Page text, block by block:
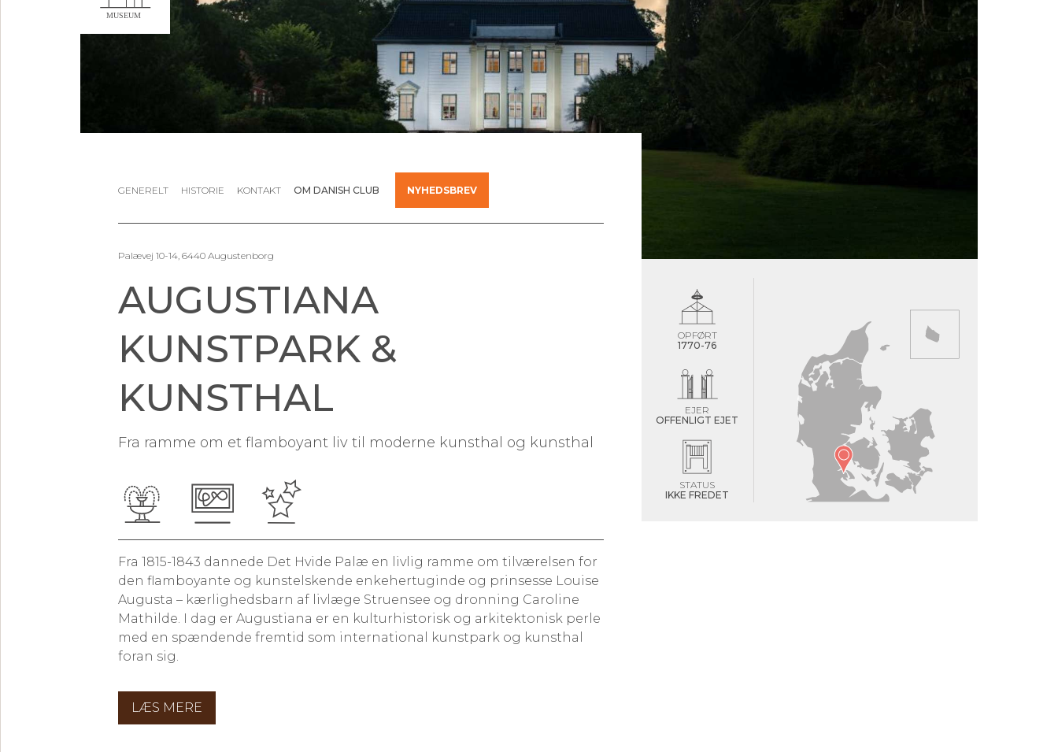
GENERELT HISTORIE KONTAKT OM DANISH CLUB NYHEDSBREV
Palævej 10-14, 6440 Augustenborg
AUGUSTIANA
KUNSTPARK &
KUNSTHAL
Fra ramme om et flamboyant liv til moderne kunsthal og kunsthal
Fra 1815-1843 dannede Det Hvide Palæ en livlig ramme om tilværelsen for
den flamboyante og kunstelskende enkehertuginde og prinsesse Louise
Augusta – kærlighedsbarn af livlæge Struensee og dronning Caroline
Mathilde. I dag er Augustiana er en kulturhistorisk og arkitektonisk perle
med en spændende fremtid som international kunstpark og kunsthal
foran sig.
LÆS MERE
OPFØRT
1770-76
EJER
OFFENLIGT EJET
STATUS
IKKE FREDET